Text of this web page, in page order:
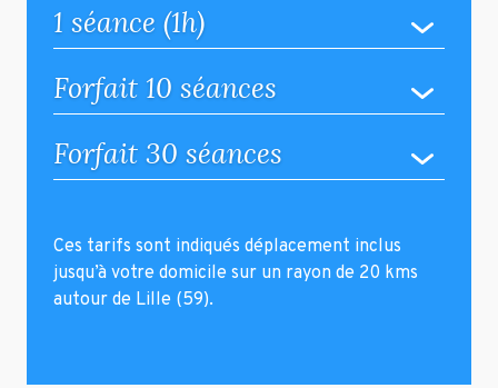
1 séance (1h)
Forfait 10 séances
Forfait 30 séances
Ces tarifs sont indiqués déplacement inclus
jusqu’à votre domicile sur un rayon de 20 kms
autour de Lille (59).